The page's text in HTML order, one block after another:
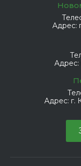
Адрес:
Адрес:
Адрес: г.